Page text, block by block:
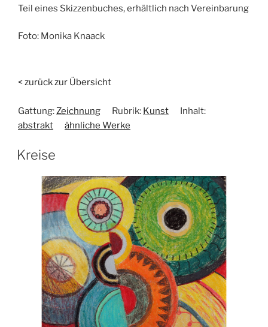
Teil eines Skizzenbuches, erhältlich nach Vereinbarung
Foto: Monika Knaack
< zurück zur Übersicht
Gattung: Zeichnung Rubrik: Kunst
Inhalt:
abstrakt
ähnliche Werke
Kreise